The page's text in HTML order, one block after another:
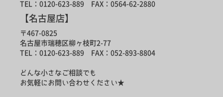
TEL：0120-623-889 FAX：0564-62-2880
【名古屋店】
〒467-0825
名古屋市瑞穂区柳ヶ枝町2-77
TEL：0120-623-889 FAX：052-893-8804
どんな小さなご相談でも
お気軽にお問い合わせください★